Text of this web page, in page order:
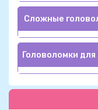
Сложные
Головоломки